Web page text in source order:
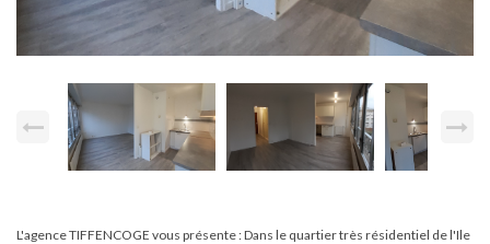
L'agence TIFFENCOGE vous présente : Dans le quartier très résidentiel de l'Ile